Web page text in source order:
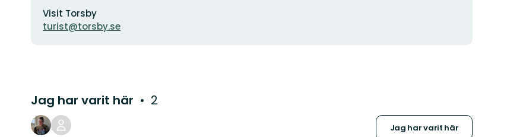
Adress
Visit Torsby
turist@torsby.se
Jag har varit här 2
Jag har varit här